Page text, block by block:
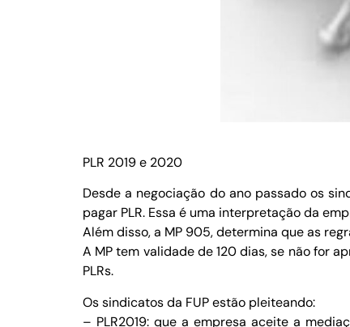
PLR 2019 e 2020
Desde a negociação do ano passado os
pagar PLR. Essa é uma interpretação da
Além disso, a MP 905, determina que as
A MP tem validade de 120 dias, se não for
PLRs.
Os sindicatos da FUP estão pleiteando:
– PLR2019: que a empresa aceite a